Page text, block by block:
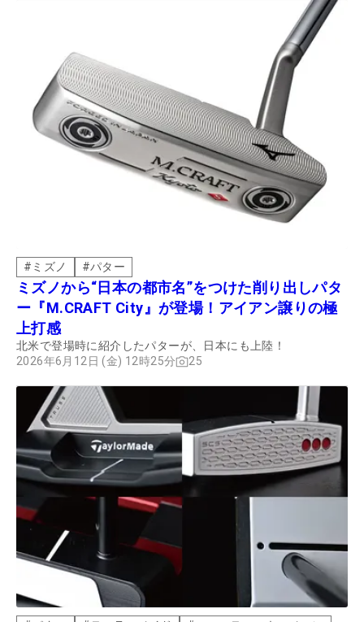
# ミズノ #パター
ミズノから“日本の都市名”をつけた削り出しパタ
ー『M.CRAFT City』が登場！アイアン譲りの極
上打感
北米で登場時に紹介したパターが、日本にも上陸！
2026年6月12日 (金) 12時25分
25